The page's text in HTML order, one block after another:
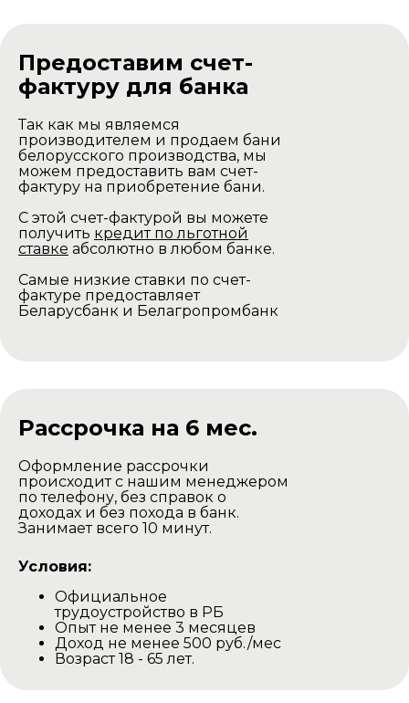
Рассрочка на 6 мес.
Оформление рассрочки
происходит с нашим менеджером
по телефону, без справок о
доходах и без похода в банк.
Занимает всего 10 минут.
Условия:
Официальное
трудоустройство в РБ
Опыт не менее 3 месяцев
Доход не менее 500 руб./мес
Возраст 18 - 65 лет.
Предоставим счет-
фактуру для банка
Так как мы являемся
производителем и продаем бани
белорусского производства, мы
можем предоставить вам счет-
фактуру на приобретение бани.
С этой счет-фактурой вы можете
получить кредит по льготной
ставке абсолютно в любом банке.
Самые низкие ставки по счет-
фактуре предоставляет
Беларусбанк и Белагропромбанк